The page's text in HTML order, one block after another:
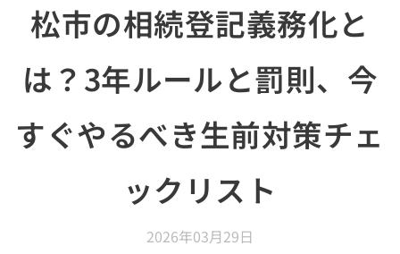
松市の相続登記義務化と
は？3年ルールと罰則、今
すぐやるべき生前対策チェ
ックリスト
2026年03月29日